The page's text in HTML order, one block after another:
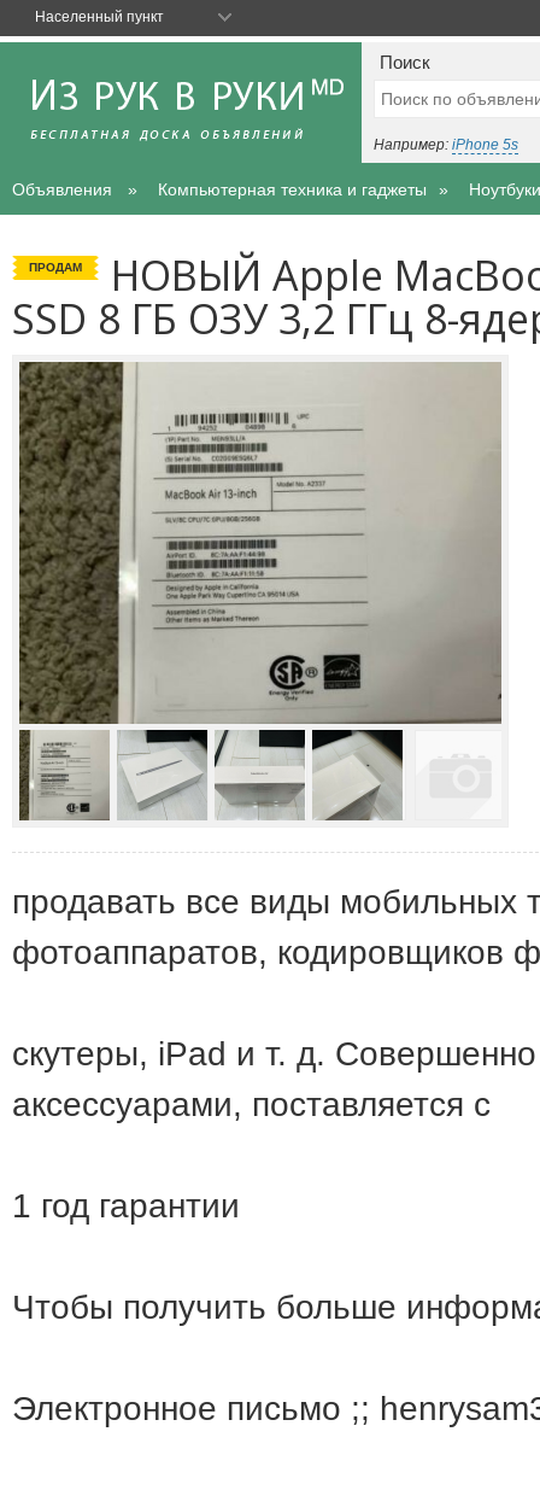
Поиск
Например: iPhone 5s
Объявления Компьютерная техника и гаджеты Ноутбуки
ПРОДАМ НОВЫЙ Apple
SSD 8 ГБ ОЗУ 3,2 ГГц 8-
продавать все виды мобильных
фотоаппаратов, кодировщиков
скутеры, iPad и т. д.
аксессуарами, поставляется с
1 год гарантии
Чтобы получить больше
Электронное письмо ;;
Населенный пункт